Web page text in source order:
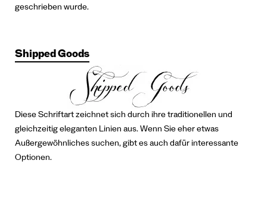
geschrieben wurde.
Shipped Goods
Diese Schriftart zeichnet sich durch ihre traditionellen und
gleichzeitig eleganten Linien aus.Wenn Sie eher etwas
Außergewöhnliches suchen, gibt es auch dafür interessante
Optionen.